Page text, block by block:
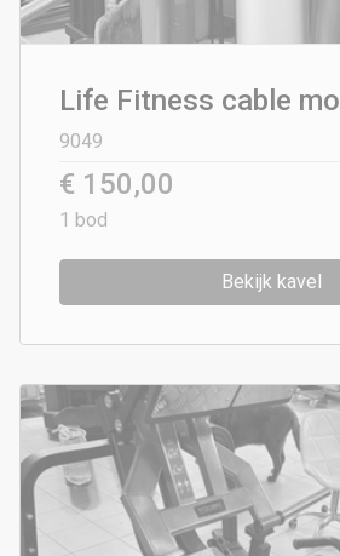
Life Fitness cable
9049
€ 150,00
1 bod
Bekijk kavel